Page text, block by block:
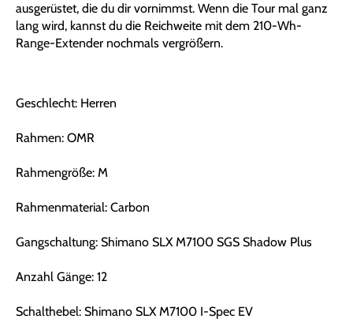
ausgerüstet, die du dir vornimmst. Wenn die Tour mal ganz
lang wird, kannst du die Reichweite mit dem 210-Wh-
Range-Extender nochmals vergrößern.
Geschlecht: Herren
Rahmen: OMR
Rahmengröße: M
Rahmenmaterial: Carbon
Gangschaltung: Shimano SLX M7100 SGS Shadow Plus
Anzahl Gänge: 12
Schalthebel: Shimano SLX M7100 I-Spec EV